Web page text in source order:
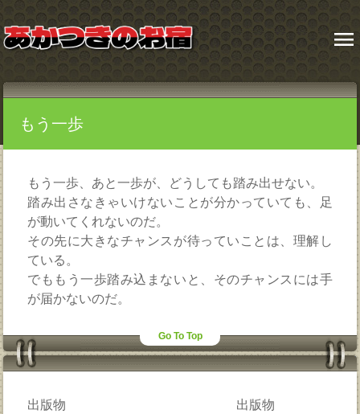
menu
もう一歩
もう一歩、あと一歩が、どうしても踏み出せない。
踏み出さなきゃいけないことが分かっていても、足
が動いてくれないのだ。
その先に大きなチャンスが待っていことは、理解し
ている。
でももう一歩踏み込まないと、そのチャンスには手
が届かないのだ。
Go To Top
出版物 出版物